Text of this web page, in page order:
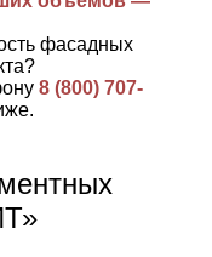
фасадных
8 (800) 707-